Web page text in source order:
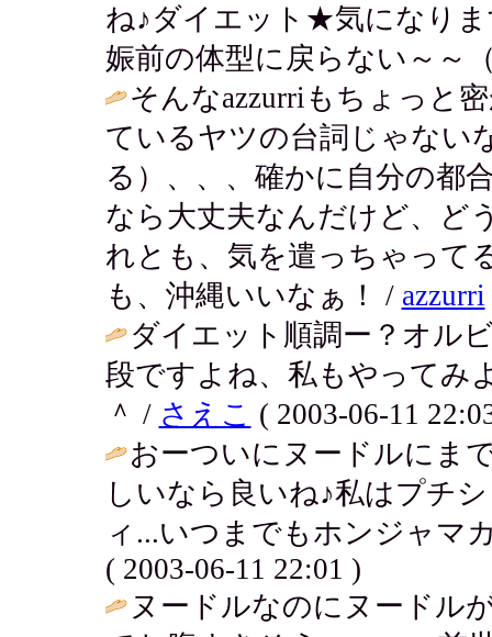
ね♪ダイエット★気になり
娠前の体型に戻らない～～
そんなazzurriもちょっと
ているヤツの台詞じゃない
る）、、、確かに自分の都
なら大丈夫なんだけど、ど
れとも、気を遣っちゃって
も、沖縄いいなぁ！ / azzurri
ダイエット順調ー？オル
段ですよね、私もやってみ
＾ / さえこ ( 2003-06-11
おーついにヌードルにま
しいなら良いね♪私はプチ
ィ...いつまでもホンジャマ
( 2003-06-11 22:01 )
ヌードルなのにヌードル